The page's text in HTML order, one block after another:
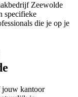
Zeewolde
specifieke
die je op je
jouw kantoor